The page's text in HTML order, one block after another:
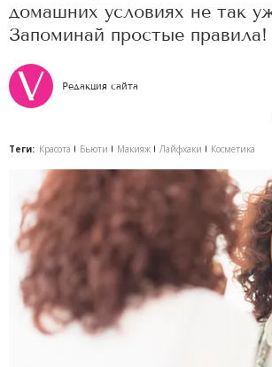
домашних условиях не так
Запоминай простые правила!
Редакция сайта
Теги: Красота Бьюти Макияж Лайфхаки Косметика